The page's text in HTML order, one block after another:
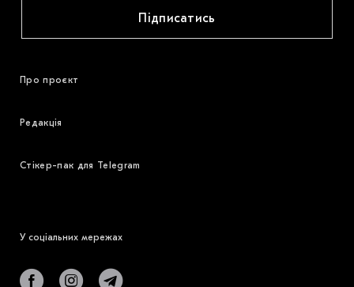
Підписатись
Про проєкт
Редакція
Стікер-пак для Telegram
У соціальних мережах